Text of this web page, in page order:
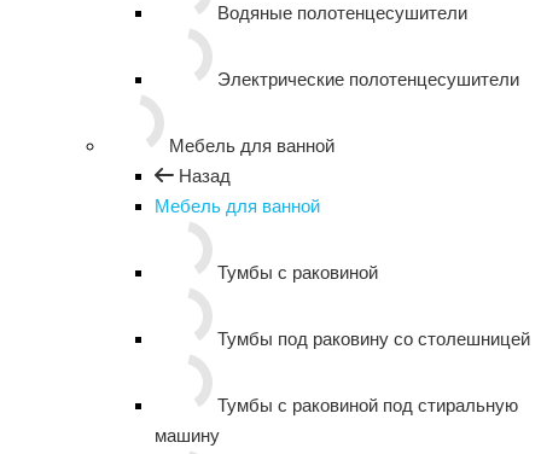
Водяные полотенцесушители
Электрические полотенцесушители
Мебель для ванной
Назад
Мебель для ванной
Тумбы с раковиной
Тумбы под раковину со столешницей
Тумбы с раковиной под стиральную
машину